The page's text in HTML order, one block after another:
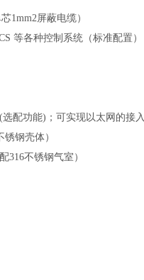
1mm2屏蔽电缆）
等各种控制系统（标准配置）
配功能)；可实现以太网的接入
钢壳体）
316不锈钢气室）